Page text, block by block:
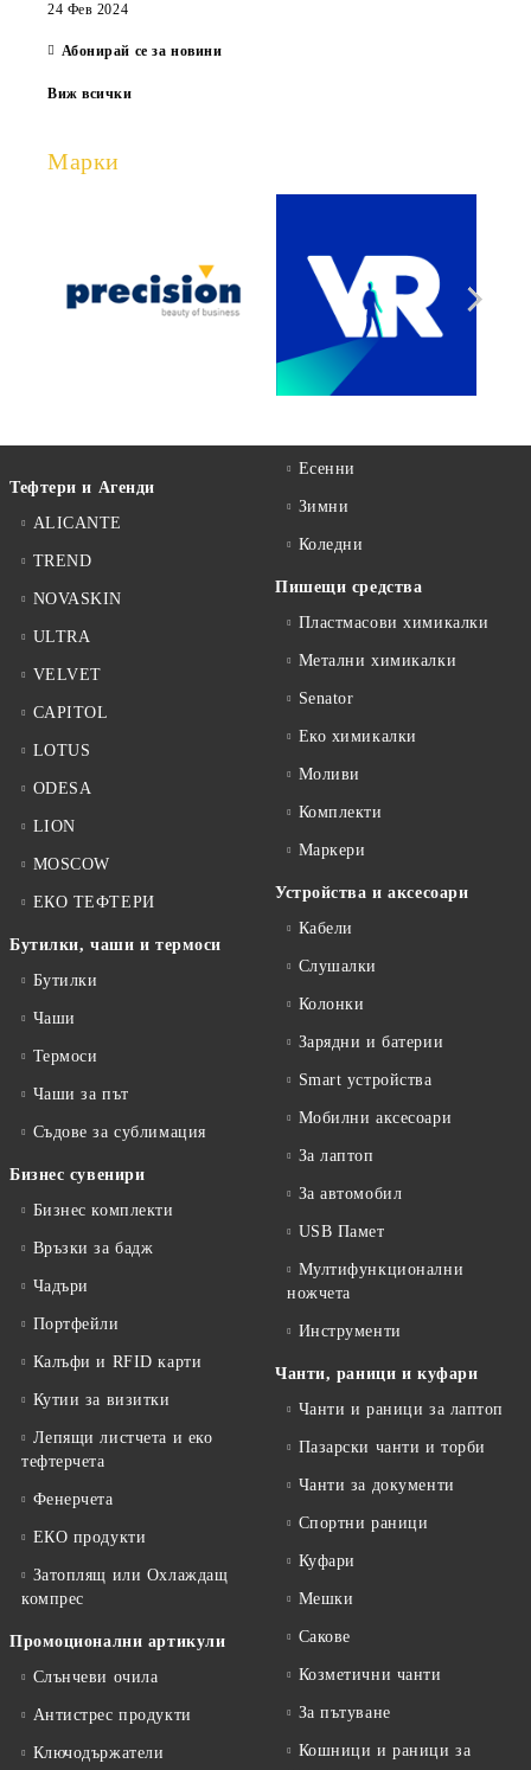
24 Фев 2024
Абонирай се за новини
Виж всички
Марки
Тефтери и Агенди
ALICANTE
TREND
NOVASKIN
ULTRA
VELVET
CAPITOL
LOTUS
ODESA
LION
MOSCOW
ЕКО ТЕФТЕРИ
Бутилки, чаши и термоси
Бутилки
Чаши
Термоси
Чаши за път
Съдове за сублимация
Бизнес сувенири
Бизнес комплекти
Връзки за бадж
Чадъри
Портфейли
Калъфи и RFID карти
Кутии за визитки
Лепящи листчета и еко
тефтeрчета
Фенерчета
ЕКО продукти
Затоплящ или Охлаждащ
компрес
Промоционални артикули
Слънчеви очила
Антистрес продукти
Ключодържатели
Есенни
Зимни
Коледни
Пишещи средства
Пластмасови химикалки
Метални химикалки
Senator
Еко химикалки
Моливи
Комплекти
Маркери
Устройства и аксесоари
Кабели
Слушалки
Колонки
Зарядни и батерии
Smart устройства
Мобилни аксесоари
За лаптоп
За автомобил
USB Памет
Мултифункционални
ножчета
Инструменти
Чанти, раници и куфари
Чанти и раници за лаптоп
Пазарски чанти и торби
Чанти за документи
Спортни раници
Куфари
Мешки
Сакове
Козметични чанти
За пътуване
Кошници и раници за